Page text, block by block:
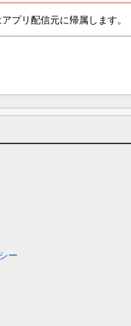
プリ配信元に帰属します。
ー